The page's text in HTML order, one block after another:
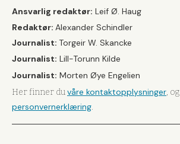
Ansvarlig redaktør: Leif Ø. Haug
Redaktør: Alexander Schindler
Journalist: Torgeir W. Skancke
Journalist: Lill-Torunn Kilde
Journalist: Morten Øye Engelien
Her finner duvåre kontaktopplysninger, og
personvernerklæring.